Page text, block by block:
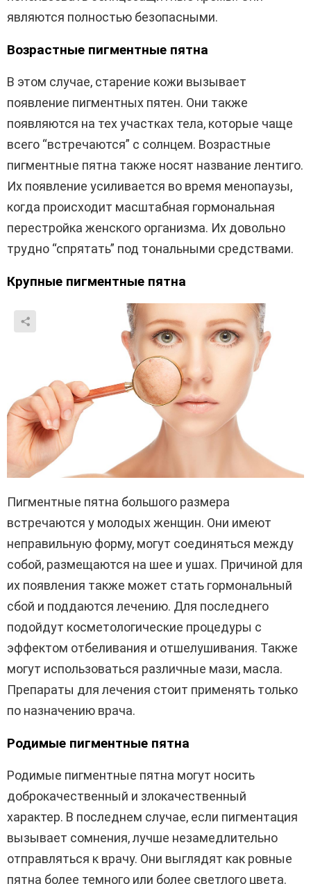
являются полностью безопасными.
Возрастные пигментные пятна
В этом случае, старение кожи вызывает
появление пигментных пятен. Они также
появляются на тех участках тела, которые чаще
всего “встречаются” с солнцем. Возрастные
пигментные пятна также носят название лентиго.
Их появление усиливается во время менопаузы,
когда происходит масштабная гормональная
перестройка женского организма. Их довольно
трудно “спрятать” под тональными средствами.
Крупные пигментные пятна
Пигментные пятна большого размера
встречаются у молодых женщин. Они имеют
неправильную форму, могут соединяться между
собой, размещаются на шее и ушах. Причиной для
их появления также может стать гормональный
сбой и поддаются лечению. Для последнего
подойдут косметологические процедуры с
эффектом отбеливания и отшелушивания. Также
могут использоваться различные мази, масла.
Препараты для лечения стоит применять только
по назначению врача.
Родимые пигментные пятна
Родимые пигментные пятна могут носить
доброкачественный и злокачественный
характер. В последнем случае, если пигментация
вызывает сомнения, лучше незамедлительно
отправляться к врачу. Они выглядят как ровные
пятна более темного или более светлого цвета.